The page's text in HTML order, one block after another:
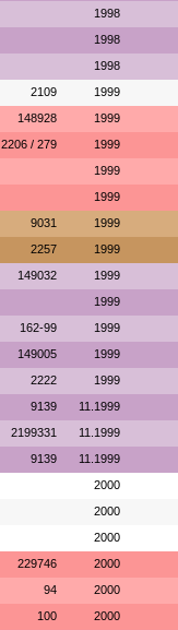
1998
1998
1998
2109 1999
148928 1999
2206 / 279 1999
1999
1999
9031 1999
2257 1999
149032 1999
1999
162-99 1999
149005 1999
2222 1999
9139 11.1999
2199331 11.1999
9139 11.1999
2000
2000
2000
229746 2000
94 2000
100 2000